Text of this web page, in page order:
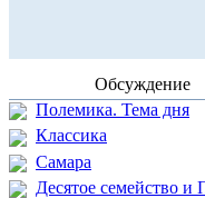
Обсуждение
Полемика. Тема дня
Классика
Самара
Десятое семейство и